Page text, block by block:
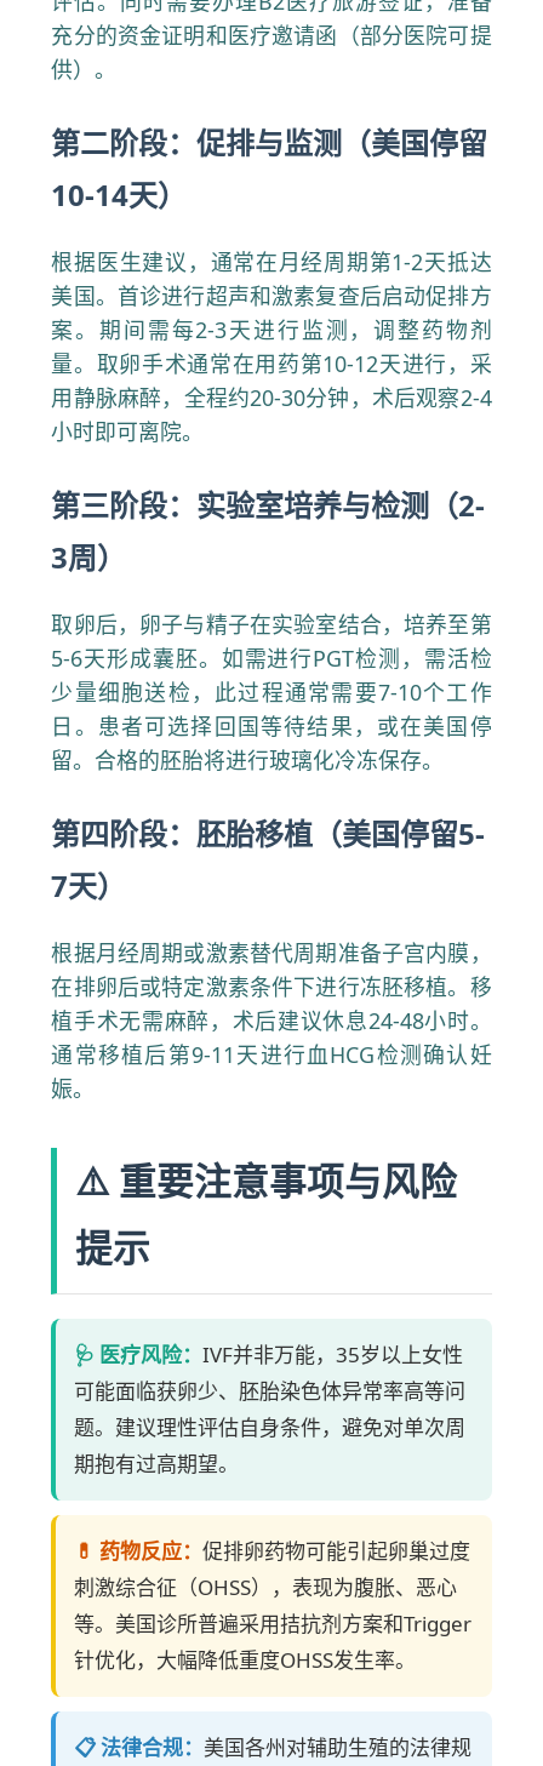
充分的资金证明和医疗邀请函（部分医院可提
供）。
第二阶段：促排与监测（美国停留
10-14天）
根据医生建议，通常在月经周期第1-2天抵达
美国。首诊进行超声和激素复查后启动促排方
案。期间需每2-3天进行监测，调整药物剂
量。取卵手术通常在用药第10-12天进行，采
用静脉麻醉，全程约20-30分钟，术后观察2-4
小时即可离院。
第三阶段：实验室培养与检测（2-
3周）
取卵后，卵子与精子在实验室结合，培养至第
5-6天形成囊胚。如需进行PGT检测，需活检
少量细胞送检，此过程通常需要7-10个工作
日。患者可选择回国等待结果，或在美国停
留。合格的胚胎将进行玻璃化冷冻保存。
第四阶段：胚胎移植（美国停留5-
7天）
根据月经周期或激素替代周期准备子宫内膜，
在排卵后或特定激素条件下进行冻胚移植。移
植手术无需麻醉，术后建议休息24-48小时。
通常移植后第9-11天进行血HCG检测确认妊
娠。
⚠️ 重要注意事项与风险
提示
🩺 医疗风险：IVF并非万能，35岁以上女性
可能面临获卵少、胚胎染色体异常率高等问
题。建议理性评估自身条件，避免对单次周
期抱有过高期望。
💊 药物反应：促排卵药物可能引起卵巢过度
刺激综合征（OHSS），表现为腹胀、恶心
等。美国诊所普遍采用拮抗剂方案和Trigger
针优化，大幅降低重度OHSS发生率。
📋 法律合规： 美国各州对辅助生殖的法律规